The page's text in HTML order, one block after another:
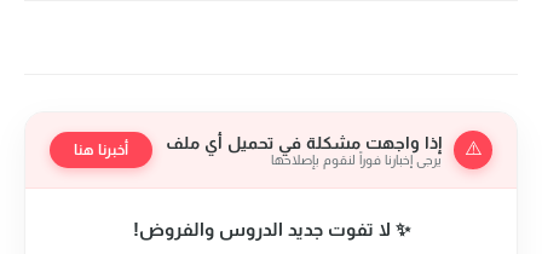
⚠️ إذا واجهت مشكلة في تحميل أي ملف
يرجى إخبارنا فوراً لنقوم بإصلاحها
أخبرنا هنا
✨ لا تفوت جديد الدروس والفروض!